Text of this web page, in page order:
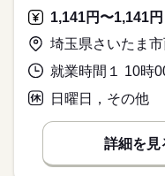
埼玉県さいたま
就業時間１ 10時
日曜日，その他
詳細を見